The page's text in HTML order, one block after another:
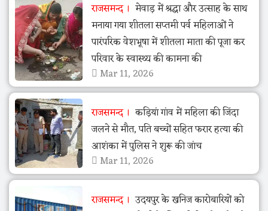
राजसमन्द
मेवाड़ में श्रद्धा और उत्साह के साथ
मनाया गया शीतला सप्तमी पर्व महिलाओं ने
पारंपरिक वेशभूषा में शीतला माता की पूजा कर
परिवार के स्वास्थ्य की कामना की
Mar 11, 2026
राजसमन्द
कड़ियां गांव में महिला की जिंदा
जलने से मौत, पति बच्चों सहित फरार हत्या की
आशंका में पुलिस ने शुरू की जांच
Mar 11, 2026
राजसमन्द
उदयपुर के खनिज कारोबारियों को